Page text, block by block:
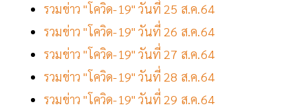
รวมข่าว "โควิด-19" วันที่ 25 ส.ค.64
รวมข่าว "โควิด-19" วันที่ 26 ส.ค.64
รวมข่าว "โควิด-19" วันที่ 27 ส.ค.64
รวมข่าว "โควิด-19" วันที่ 28 ส.ค.64
รวมข่าว "โควิด-19" วันที่ 29 ส.ค.64